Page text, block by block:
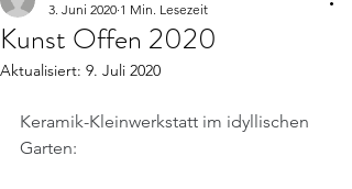
Kunst Offen 2020
3. Juni 2020 1 Min. Lesezeit
Aktualisiert: 9. Juli 2020
Keramik-Kleinwerkstatt im idyllischen
Garten: